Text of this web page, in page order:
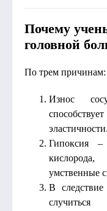
Почему
головной
По трем причинам:
Износ
эластичности.
Гипоксия –
кислорода,
умственные
В